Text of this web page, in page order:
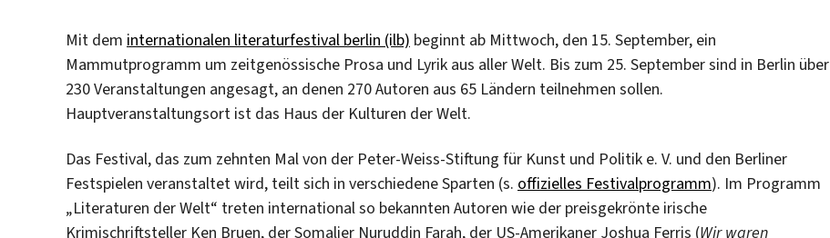
Mit dem internationalen literaturfestival berlin (ilb) beginnt ab Mittwoch, den 15. September, ein
Mammutprogramm um zeitgenössische Prosa und Lyrik aus aller Welt. Bis zum 25. September sind in Berlin über
230 Veranstaltungen angesagt, an denen 270 Autoren aus 65 Ländern teilnehmen sollen.
Hauptveranstaltungsort ist das Haus der Kulturen der Welt.
Das Festival, das zum zehnten Mal von der Peter-Weiss-Stiftung für Kunst und Politik e. V. und den Berliner
Festspielen veranstaltet wird, teilt sich in verschiedene Sparten (s. offizielles Festivalprogramm). Im Programm
„Literaturen der Welt“ treten international so bekannten Autoren wie der preisgekrönte irische
Krimischriftsteller Ken Bruen, der Somalier Nuruddin Farah, der US-Amerikaner Joshua Ferris (Wir waren